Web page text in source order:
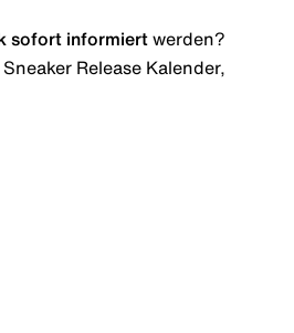
sofort informiert werden?
Release Kalender,